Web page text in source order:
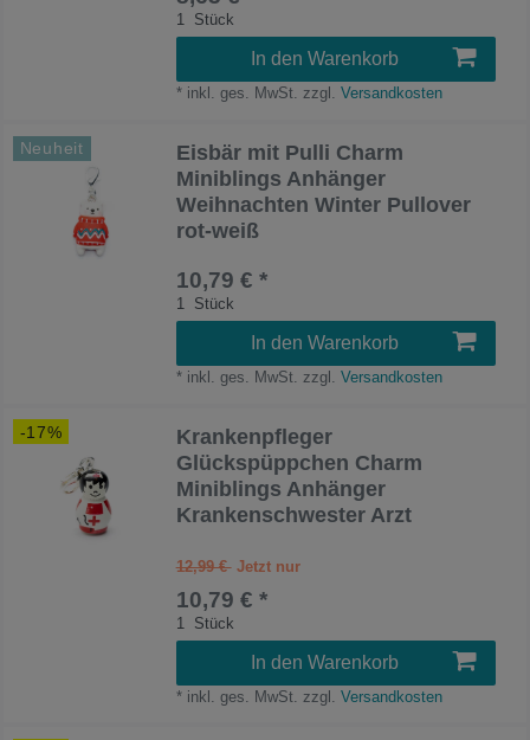
1 Stück
In den Warenkorb
* inkl. ges. MwSt. zzgl. Versandkosten
Neuheit
Eisbär mit Pulli Charm
Miniblings Anhänger
Weihnachten Winter Pullover
rot-weiß
10,79 € *
1 Stück
In den Warenkorb
* inkl. ges. MwSt. zzgl. Versandkosten
-17%
Krankenpfleger
Glückspüppchen Charm
Miniblings Anhänger
Krankenschwester Arzt
12,99 €
10,79 € *
1 Stück
In den Warenkorb
* inkl. ges. MwSt. zzgl. Versandkosten